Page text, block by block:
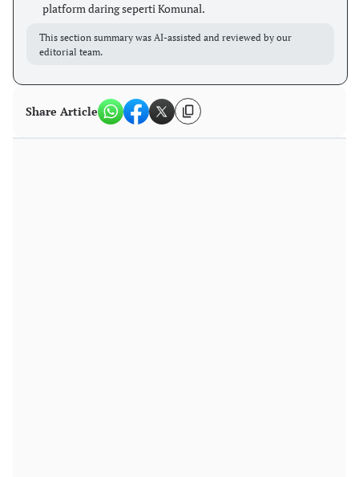
platform daring seperti Komunal.
This section summary was AI-assisted and reviewed by our
editorial team.
Share Article